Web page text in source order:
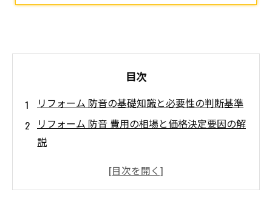
目次
リフォーム 防音の基礎知識と必要性の判断基準
リフォーム 防音 費用の相場と価格決定要因の解
説
防音リフォームの工事工程と防音材・製品の選